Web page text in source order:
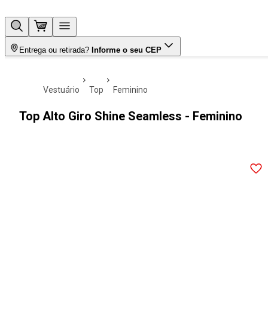
Entrega ou retirada? Informe o seu CEP
vestuário top feminino
Top Alto Giro Shine Seamless - Feminino